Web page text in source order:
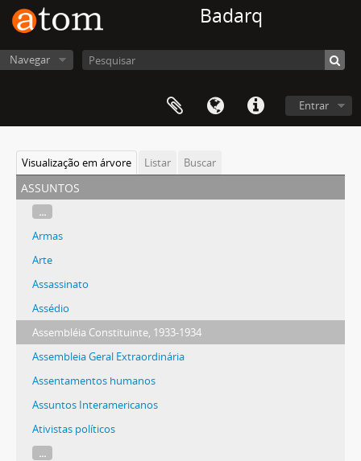
Badarq
Navegar
Entrar
Visualização em árvore Listar Buscar
assuntos
...
Armas
Arte
Assassinato
Assédio
Assembléia Constituinte, 1933-1934
Assembleia Geral Extraordinária
Assentamentos humanos
Assuntos Interamericanos
Ativistas políticos
...